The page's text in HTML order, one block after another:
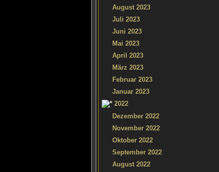
August 2023
Juli 2023
Juni 2023
Mai 2023
April 2023
März 2023
Februar 2023
Januar 2023
2022
Dezember 2022
November 2022
Oktober 2022
September 2022
August 2022